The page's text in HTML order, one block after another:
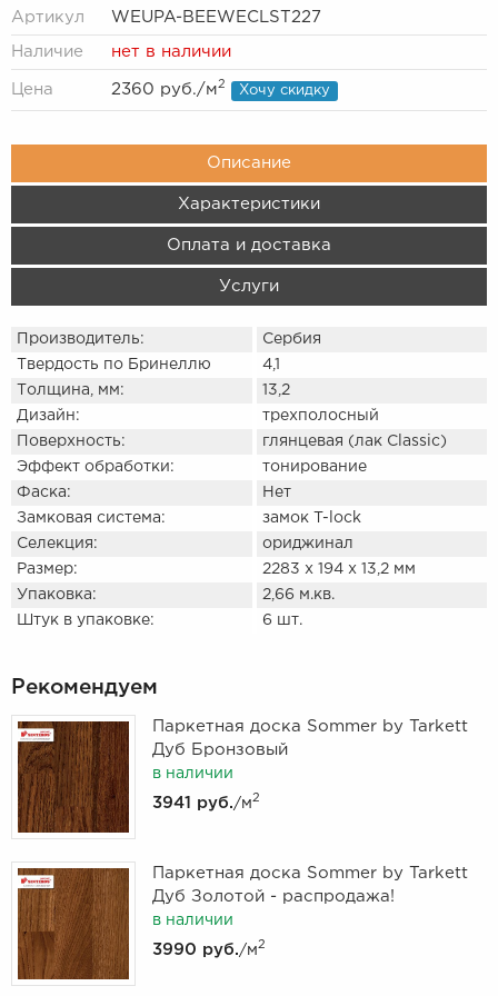
Артикул WEUPA-BEEWECLST227
Наличие нет в наличии
Цена 2360 руб./м2 Хочу скидку
Описание
Характеристики
Оплата и доставка
Услуги
Производитель:
Сербия
Твердость по Бринеллю
4,1
Толщина, мм:
13,2
Дизайн:
трехполосный
Поверхность:
глянцевая (лак Classic)
Эффект обработки:
тонирование
Фаска:
Нет
Замковая система:
замок T-lock
Селекция:
ориджинал
Размер:
2283 х 194 х 13,2 мм
Упаковка:
2,66 м.кв.
Штук в упаковке:
6 шт.
Рекомендуем
Паркетная доска Sommer by Tarkett
Дуб Бронзовый
в наличии
3941 руб./м2
Паркетная доска Sommer by Tarkett
Дуб Золотой - распродажа!
в наличии
3990 руб./м2